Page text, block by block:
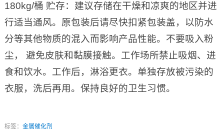
180kg/桶 贮存：建议存储在干燥和凉爽的地区并进
行适当通风。原包装后请尽快扣紧包装盖，以防水
分等其他物质的混入而影响产品性能。不要吸入粉
尘， 避免皮肤和黏膜接触。工作场所禁止吸烟、进
食和饮水。工作后，淋浴更衣。单独存放被污染的
衣服，洗后再用。保持良好的卫生习惯。
标签： 金属催化剂